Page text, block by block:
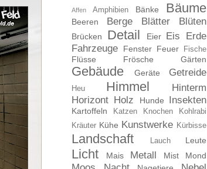
Affen Amphibien Bänke Bäume
Beeren Berge Blätter Blüten
Brücken Detail Eier Eis
Erde
Fahrzeuge
Fenster Feuer Fische
Flüsse Frösche Gärten
Gebäude Geräte Getreide
Heu Himmel
Hinterm
Horizont Holz Hunde Insekten
Kartoffeln Katzen Knochen
Kohlrabi
Kräuter Kühe Kunstwerke Kürbisse
Landschaft Lauch Leute
Licht Mais Metall Mist Mond